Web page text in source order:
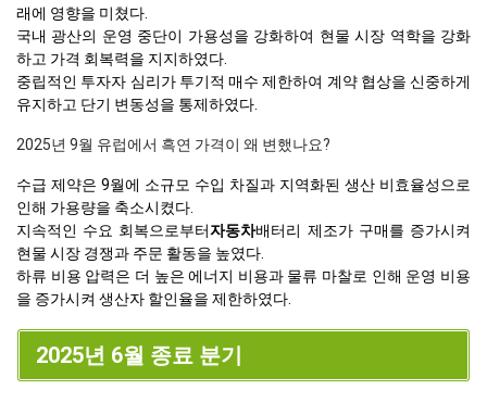
래에 영향을 미쳤다.
국내 광산의 운영 중단이 가용성을 강화하여 현물 시장 역학을 강화
하고 가격 회복력을 지지하였다.
중립적인 투자자 심리가 투기적 매수 제한하여 계약 협상을 신중하게
유지하고 단기 변동성을 통제하였다.
2025년 9월 유럽에서 흑연 가격이 왜 변했나요?
수급 제약은 9월에 소규모 수입 차질과 지역화된 생산 비효율성으로
인해 가용량을 축소시켰다.
지속적인 수요 회복으로부터자동차배터리 제조가 구매를 증가시켜
현물 시장 경쟁과 주문 활동을 높였다.
하류 비용 압력은 더 높은 에너지 비용과 물류 마찰로 인해 운영 비용
을 증가시켜 생산자 할인율을 제한하였다.
2025년 6월 종료 분기